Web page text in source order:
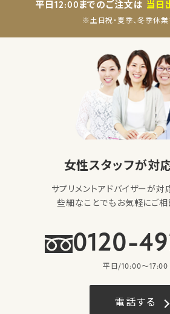
平日12:00までのご注文は 当日
※土日祝・夏季、冬季休業
女性スタッフが対
サプリメントアドバイザーが対
些細なことでもお気軽にご相
0120-
平日/10:00〜17:00
電話する